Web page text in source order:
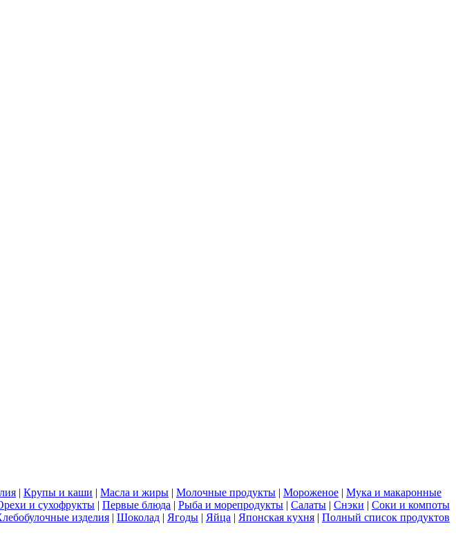
| Крупы и каши | Масла и жиры | Молочные продукты | Мороженое | Мука и макаронные
и сухофрукты | Первые блюда | Рыба и морепродукты | Салаты | Снэки | Соки и компоты
изделия | Шоколад | Ягоды | Яйца | Японская кухня | Полный список продуктов